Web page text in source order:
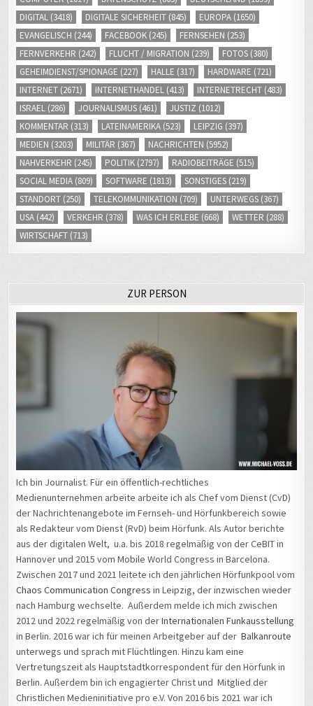
DIGITAL (3418) DIGITALE SICHERHEIT (845) EUROPA (1650)
EVANGELISCH (244) FACEBOOK (245) FERNSEHEN (253)
FERNVERKEHR (242) FLUCHT / MIGRATION (239) FOTOS (380)
GEHEIMDIENST/SPIONAGE (227) HALLE (317) HARDWARE (721)
INTERNET (2671) INTERNETHANDEL (413) INTERNETRECHT (483)
ISRAEL (286) JOURNALISMUS (461) JUSTIZ (1012)
KOMMENTAR (313) LATEINAMERIKA (523) LEIPZIG (397)
MEDIEN (3203) MILITÄR (367) NACHRICHTEN (5952)
NAHVERKEHR (245) POLITIK (2797) RADIOBEITRÄGE (515)
SOCIAL MEDIA (809) SOFTWARE (1813) SONSTIGES (219)
STANDORT (250) TELEKOMMUNIKATION (709) UNTERWEGS (367)
USA (442) VERKEHR (378) WAS ICH ERLEBE (668) WETTER (288)
WIRTSCHAFT (713)
ZUR PERSON
Ich bin Journalist. Für ein öffentlich-rechtliches
Medienunternehmen arbeite arbeite ich als Chef vom Dienst (CvD)
der Nachrichtenangebote im Fernseh- und Hörfunkbereich sowie
als Redakteur vom Dienst (RvD) beim Hörfunk. Als Autor berichte
aus der digitalen Welt, u.a. bis 2018 regelmäßig von der CeBIT in
Hannover und 2015 vom Mobile World Congress in Barcelona.
Zwischen 2017 und 2021 leitete ich den jährlichen Hörfunkpool vom
Chaos Communication Congress in Leipzig, der inzwischen wieder
nach Hamburg wechselte. Außerdem melde ich mich zwischen
2012 und 2022 regelmäßig von derInternationalen Funkausstellung
in Berlin. 2016 war ich für meinen Arbeitgeber auf derBalkanroute
unterwegs und sprach mit Flüchtlingen. Hinzu kam eine
Vertretungszeit als Hauptstadtkorrespondent für den Hörfunk in
Berlin. Außerdem bin ich engagierter Christ und Mitglied der
Christlichen Medieninitiative pro e.V. Von 2016 bis 2021 war ich